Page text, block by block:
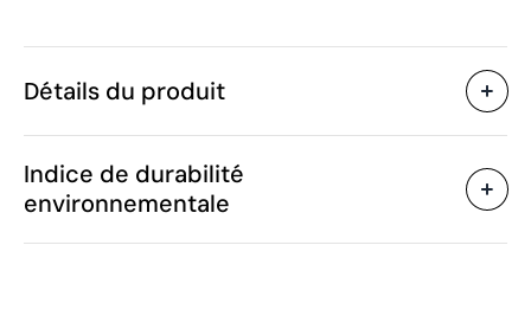
Détails du produit
Caractéristiques
Code du produit
Taille
Poids
9.8 g
Indice de durabilité
environnementale